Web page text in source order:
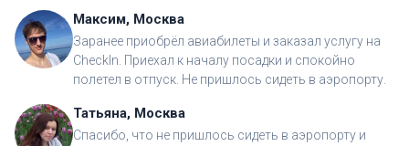
Максим, Москва
Заранее приобрёл авиабилеты и заказал услугу на
CheckIn. Приехал к началу посадки и спокойно
полетел в отпуск. Не пришлось сидеть в аэропорту.
Татьяна, Москва
Спасибо, что не пришлось сидеть в аэропорту и